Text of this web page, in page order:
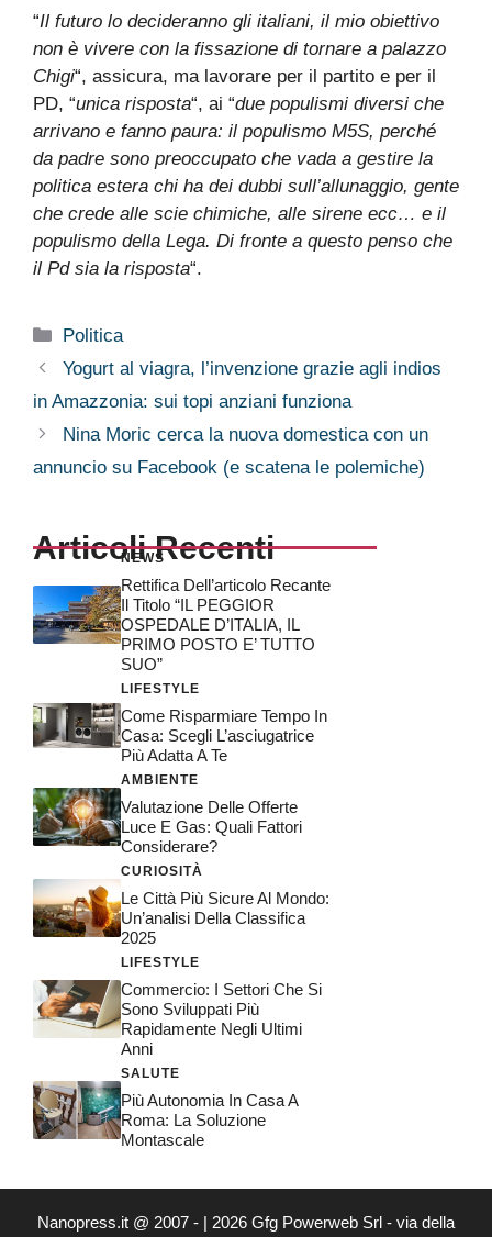
“Il futuro lo decideranno gli italiani, il mio obiettivo
non è vivere con la fissazione di tornare a palazzo
Chigi“, assicura, ma lavorare per il partito e per il
PD, “unica risposta“, ai “due populismi diversi che
arrivano e fanno paura: il populismo M5S, perché
da padre sono preoccupato che vada a gestire la
politica estera chi ha dei dubbi sull’allunaggio, gente
che crede alle scie chimiche, alle sirene ecc… e il
populismo della Lega. Di fronte a questo penso che
il Pd sia la risposta“.
Categorie
Politica
Yogurt al viagra, l’invenzione grazie agli indios
in Amazzonia: sui topi anziani funziona
Nina Moric cerca la nuova domestica con un
annuncio su Facebook (e scatena le polemiche)
Articoli Recenti
NEWS
Rettifica Dell’articolo Recante
Il Titolo “IL PEGGIOR
OSPEDALE D’ITALIA, IL
PRIMO POSTO E’ TUTTO
SUO”
LIFESTYLE
Come Risparmiare Tempo In
Casa: Scegli L’asciugatrice
Più Adatta A Te
AMBIENTE
Valutazione Delle Offerte
Luce E Gas: Quali Fattori
Considerare?
CURIOSITÀ
Le Città Più Sicure Al Mondo:
Un’analisi Della Classifica
2025
LIFESTYLE
Commercio: I Settori Che Si
Sono Sviluppati Più
Rapidamente Negli Ultimi
Anni
SALUTE
Più Autonomia In Casa A
Roma: La Soluzione
Montascale
Nanopress.it @ 2007 - | 2026 Gfg Powerweb Srl - via della